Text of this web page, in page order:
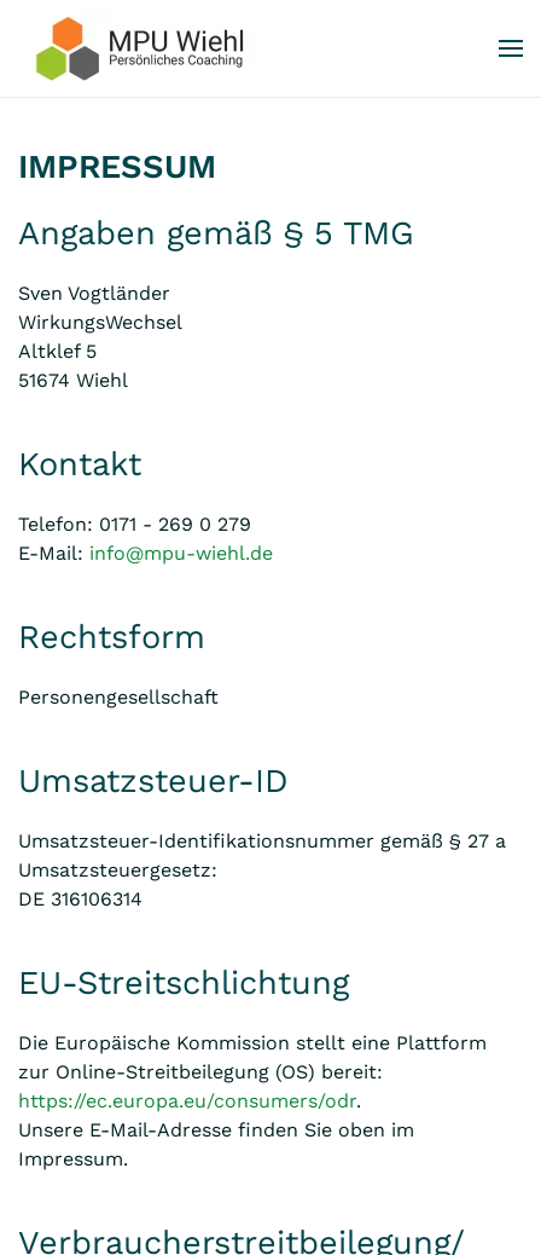
Skip to main content
IMPRESSUM
Angaben gemäß § 5 TMG
Sven Vogtländer
WirkungsWechsel
Altklef 5
51674 Wiehl
Kontakt
Telefon: 0171 - 269 0 279
E-Mail: info@mpu-wiehl.de
Rechtsform
Personengesellschaft
Umsatzsteuer-ID
Umsatzsteuer-Identifikationsnummer gemäß § 27 a
Umsatzsteuergesetz:
DE 316106314
EU-Streitschlichtung
Die Europäische Kommission stellt eine Plattform
zur Online-Streitbeilegung (OS) bereit:
https://ec.europa.eu/consumers/odr.
Unsere E-Mail-Adresse finden Sie oben im
Impressum.
Verbraucherstreitbeilegung/